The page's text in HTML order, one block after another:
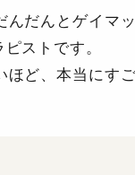
んだんとゲイマ
ストです。
ほど、本当にす